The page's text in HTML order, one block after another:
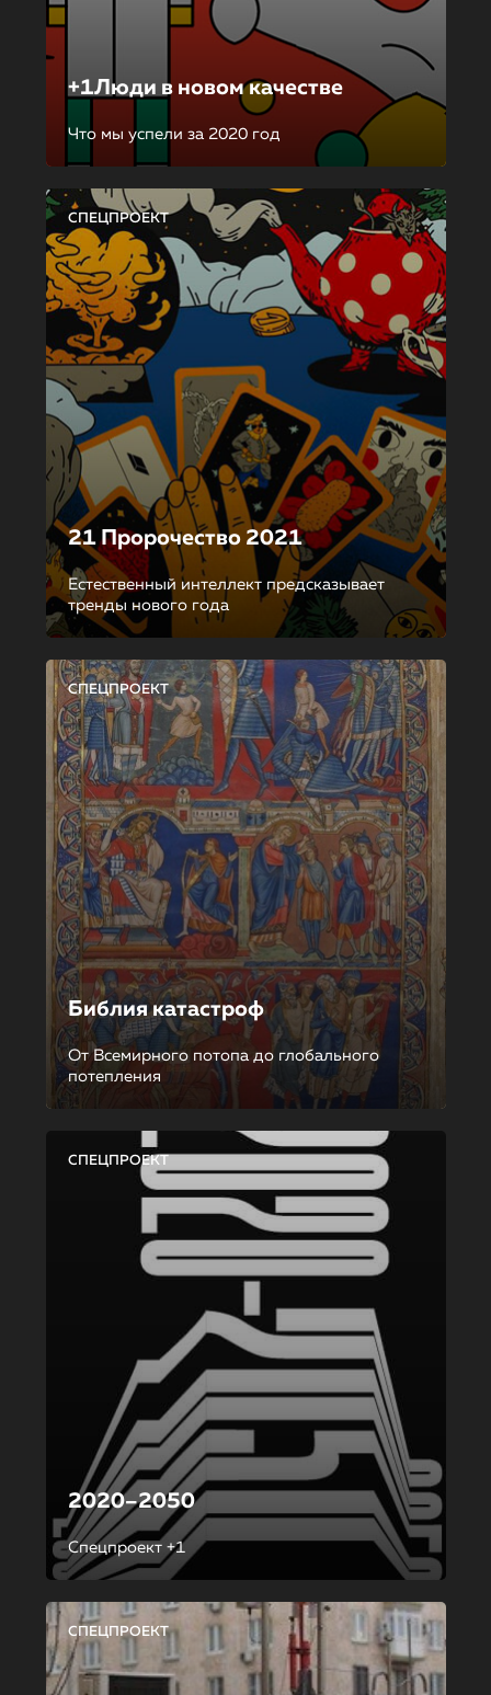
+1Люди в новом качестве
Что мы успели за 2020 год
СПЕЦПРОЕКТ
21 Пророчество 2021
Естественный интеллект предсказывает
тренды нового года
СПЕЦПРОЕКТ
Библия катастроф
От Всемирного потопа до глобального
потепления
СПЕЦПРОЕКТ
2020–2050
Спецпроект +1
СПЕЦПРОЕКТ